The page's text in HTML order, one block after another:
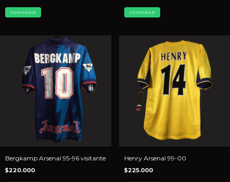
COMPRAR COMPRAR
Bergkamp Arsenal 95-96 visitante
$220.000
Henry Arsenal 99-00
$225.000